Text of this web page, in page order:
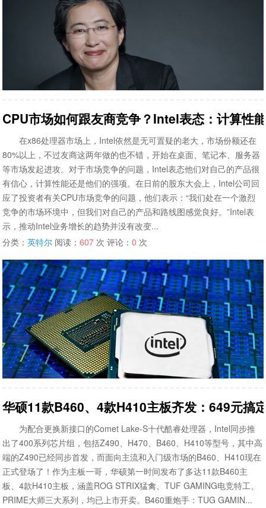
CPU市场如何跟友商竞争？Intel表态：计算性
在x86处理器市场上，Intel依然是无可置疑的老大，市场份额还在
80%以上，不过友商这两年做的也不错，开始在桌面、笔记本、服务器
等市场发起进攻。对于市场竞争的问题，Intel表态他们对自己的产品很
有信心，计算性能还是他们的强项。在日前的股东大会上，Intel公司回
应了投资者有关CPU市场竞争的问题，他们表示：“我们处在一个激烈
竞争的市场环境中，但我们对自己的产品和路线图感觉良好。”Intel表
示，推动Intel业务增长的趋势并没有改变...
分类：英特尔 阅读：607 次 评论：0 次
华硕11款B460、4款H410主板齐发：649元搞
为配合更换新接口的Comet Lake-S十代酷睿处理器，Intel同步推
出了400系列芯片组，包括Z490、H470、B460、H410等型号，其中高
端的Z490已经同步首发，而面向主流和入门级市场的B460、H410现在
正式登场了！作为主板一哥，华硕第一时间发布了多达11款B460主
板、4款H410主板，涵盖ROG STRIX猛禽、TUF GAMING电竞特工、
PRIME大师三大系列，均已上市开卖。B460重炮手：TUG GAMIN...